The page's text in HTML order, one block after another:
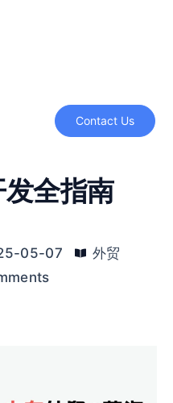
Contact Us
全指南
05-07
外贸